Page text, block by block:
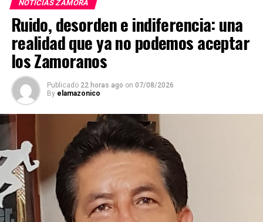
VISTOS:Avoco conocimiento del presente trámite
administrativo en mi calidad de Autoridad Única del
Agua a nivel desconcentrado. Ministerio de Ambiente y
Energía.
En lo principal:
documentos referentes a la Solicitud de Autorización de
Uso y/o Aprovechamiento de Agua, presentada
porSURNORTE S.A, de fecha2026-03-09 17:33:17.916,
en el mismo que solicita la Autorización de
provenientes de la fuenteCAP-2V-QUEBRADA, CAP-
1V-QUEBRADA, CAP-4-QUEBRADA, CAP-3-
QUEBRADA, CAP-2-QUEBRADA, CAP-1-QUEBRADA
ubicada en
QUEBRADA SIN NOMBRE
parroquiaBOMBOÍZA, cantónGUALAQUIZA
provincia de MORONA SANTIAGO
NOTICIAS ZAMORA
Ruido, desorden e indiferencia: una
realidad que ya no podemos aceptar
los Zamoranos
Publicado 22 horas ago on 07/08/2026
By elamazonico